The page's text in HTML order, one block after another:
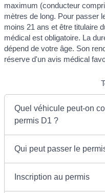
maximum (conducteur
mètres de long. Pour passer
moins 21 ans et être titulaire
médical est obligatoire. La
dépend de votre âge. Son
réserve d'un avis médical
Quel véhicule peut-on
permis D1 ?
Qui peut passer le
Inscription au permis